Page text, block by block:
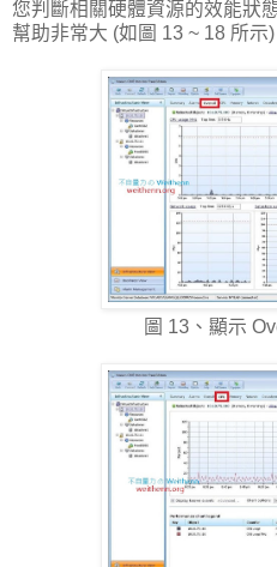
您判斷相關硬體資源的效能狀
幫助非常大 (如圖 13 ~ 18 所示)
圖 13、顯示